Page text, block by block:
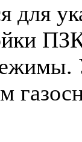
для